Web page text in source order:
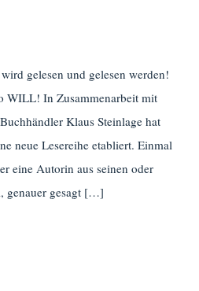
gelesen und gelesen werden!
WILL! In Zusammenarbeit mit
Klaus Steinlage hat
neue Lesereihe etabliert. Einmal
eine Autorin aus seinen oder
genauer gesagt […]